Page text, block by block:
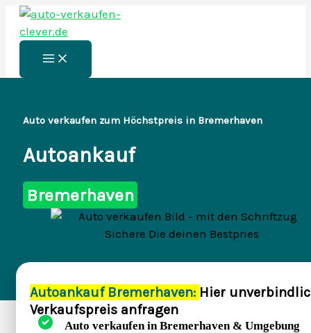
Zum
Inhalt
springen
Main
Menu
Auto verkaufen zum Höchstpreis in Bremerhaven
Autoankauf
Bremerhaven
Autoankauf Bremerhaven: Hier
Verkaufspreis anfragen
Auto verkaufen in Bremerhaven & Umgebung